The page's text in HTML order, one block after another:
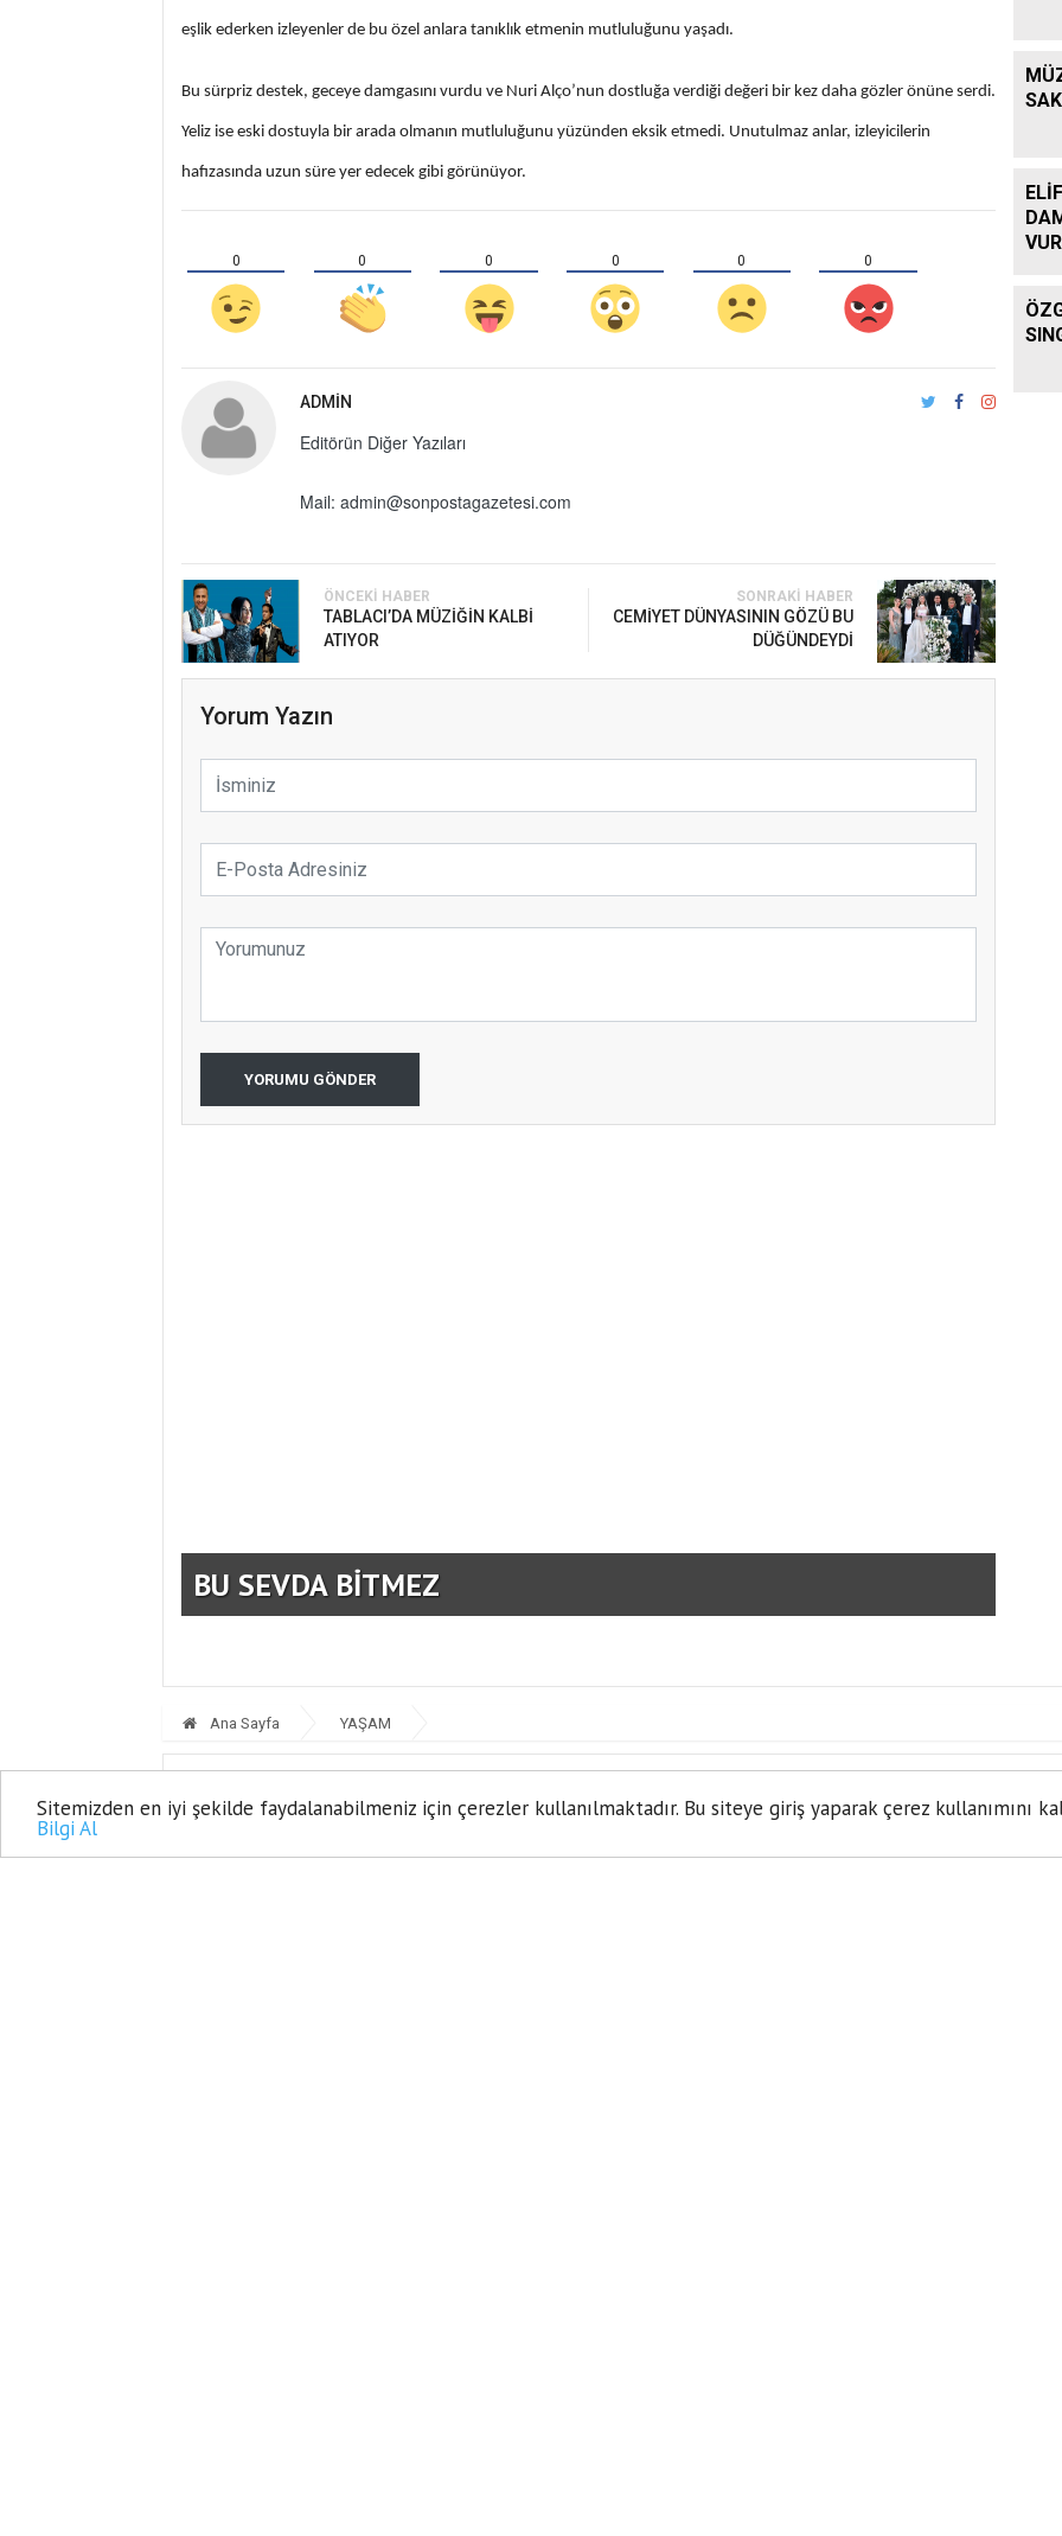
Sitemizden en iyi şekilde faydalanabilmeniz için çerezler kullanılmaktadır. Bu siteye giriş yaparak çerez kullanımını
Bilgi Al
eşlik ederken izleyenler de bu özel anlara tanıklık etmenin mutluluğunu yaşadı.
Bu sürpriz destek, geceye damgasını vurdu ve Nuri Alço’nun dostluğa verdiği değeri bir kez daha gözler önüne serdi.
Yeliz ise eski dostuyla bir arada olmanın mutluluğunu yüzünden eksik etmedi. Unutulmaz anlar, izleyicilerin
hafızasında uzun süre yer edecek gibi görünüyor.
0 0 0 0 0 0
ADMIN
Editörün Diğer Yazıları
Mail: admin@sonpostagazetesi.com
ÖNCEKI HABER
TABLACI’DA MÜZİĞİN KALBİ
ATIYOR
SONRAKI HABER
CEMİYET DÜNYASININ GÖZÜ BU
DÜĞÜNDEYDİ
Yorum Yazın
YORUMU GÖNDER
BU SEVDA BİTMEZ
Ana Sayfa YAŞAM
CEMİYET DÜNYASININ GÖZÜ BU